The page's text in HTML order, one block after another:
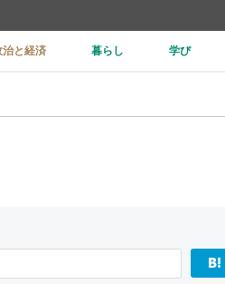
治と経済 暮らし 学び